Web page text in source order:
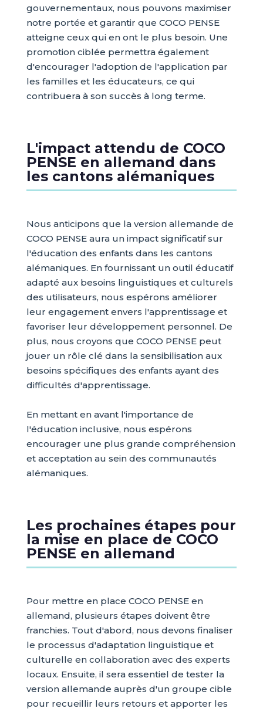
gouvernementaux, nous pouvons maximiser
notre portée et garantir que COCO PENSE
atteigne ceux qui en ont le plus besoin. Une
promotion ciblée permettra également
d'encourager l'adoption de l'application par
les familles et les éducateurs, ce qui
contribuera à son succès à long terme.
L'impact attendu de COCO
PENSE en allemand dans
les cantons alémaniques
Nous anticipons que la version allemande de
COCO PENSE aura un impact significatif sur
l'éducation des enfants dans les cantons
alémaniques. En fournissant un outil éducatif
adapté aux besoins linguistiques et culturels
des utilisateurs, nous espérons améliorer
leur engagement envers l'apprentissage et
favoriser leur développement personnel. De
plus, nous croyons que COCO PENSE peut
jouer un rôle clé dans la sensibilisation aux
besoins spécifiques des enfants ayant des
difficultés d'apprentissage.
En mettant en avant l'importance de
l'éducation inclusive, nous espérons
encourager une plus grande compréhension
et acceptation au sein des communautés
alémaniques.
Les prochaines étapes pour
la mise en place de COCO
PENSE en allemand
Pour mettre en place COCO PENSE en
allemand, plusieurs étapes doivent être
franchies. Tout d'abord, nous devons finaliser
le processus d'adaptation linguistique et
culturelle en collaboration avec des experts
locaux. Ensuite, il sera essentiel de tester la
version allemande auprès d'un groupe cible
pour recueillir leurs retours et apporter les